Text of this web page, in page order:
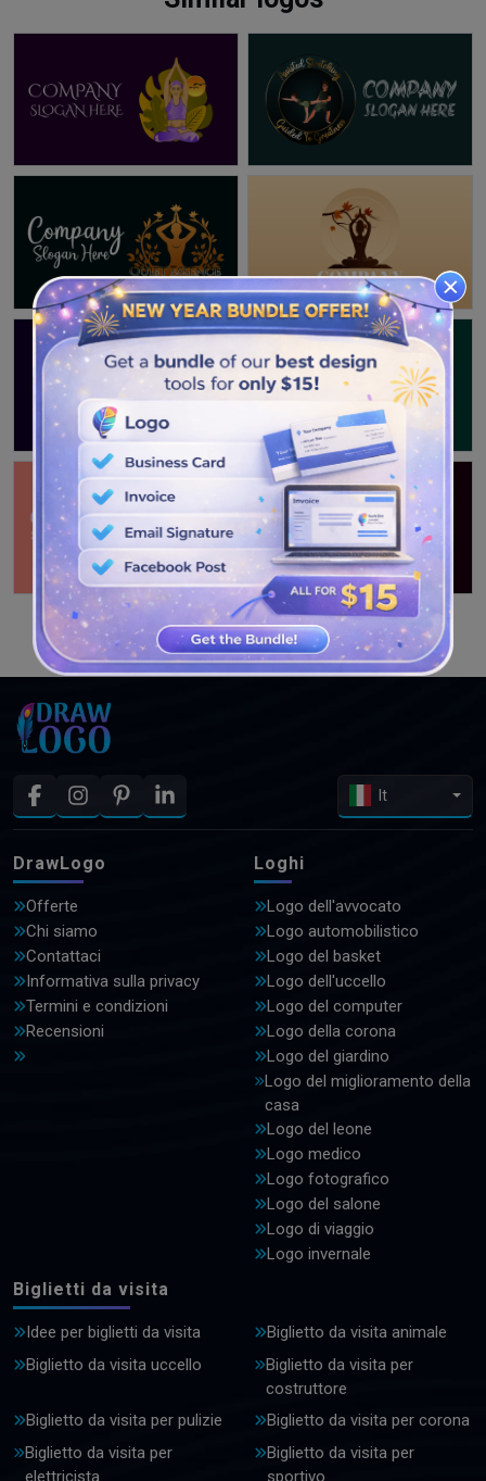
GUARDA PIÙ DISEGNI
It
DrawLogo
Offerte
Chi siamo
Contattaci
Informativa sulla privacy
Termini e condizioni
Recensioni
Loghi
Logo dell'avvocato
Logo automobilistico
Logo del basket
Logo dell'uccello
Logo del computer
Logo della corona
Logo del giardino
Logo del miglioramento della
casa
Logo del leone
Logo medico
Logo fotografico
Logo del salone
Logo di viaggio
Logo invernale
Biglietti da visita
Idee per biglietti da visita
Biglietto da visita animale
Biglietto da visita uccello
Biglietto da visita per
costruttore
Biglietto da visita per pulizie
Biglietto da visita per corona
Biglietto da visita per
elettricista
Biglietto da visita per
sportivo